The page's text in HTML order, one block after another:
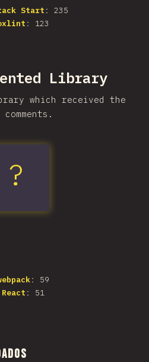
Start : 235
: 123
Library
which received the
comments.
?
: 59
React : 51